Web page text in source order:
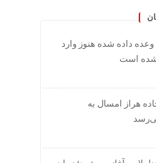
وعده داده شده هنوز وارد
است
هراز امسال به